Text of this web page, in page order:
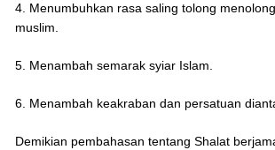
4. Menumbuhkan rasa saling tolong
muslim.
5. Menambah semarak syiar Islam.
6. Menambah keakraban dan persatuan
Demikian pembahasan tentang Shalat